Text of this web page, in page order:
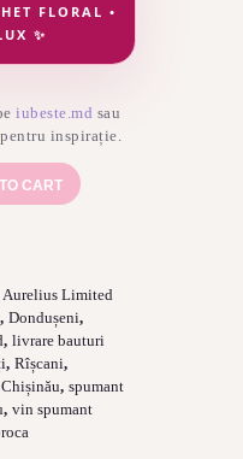
FLORAL •
✨
iubeste.md sau
pentru inspirație.
CART
Aurelius Limited
, Dondușeni,
, livrare bauturi
, Rîșcani,
, spumant
, vin spumant